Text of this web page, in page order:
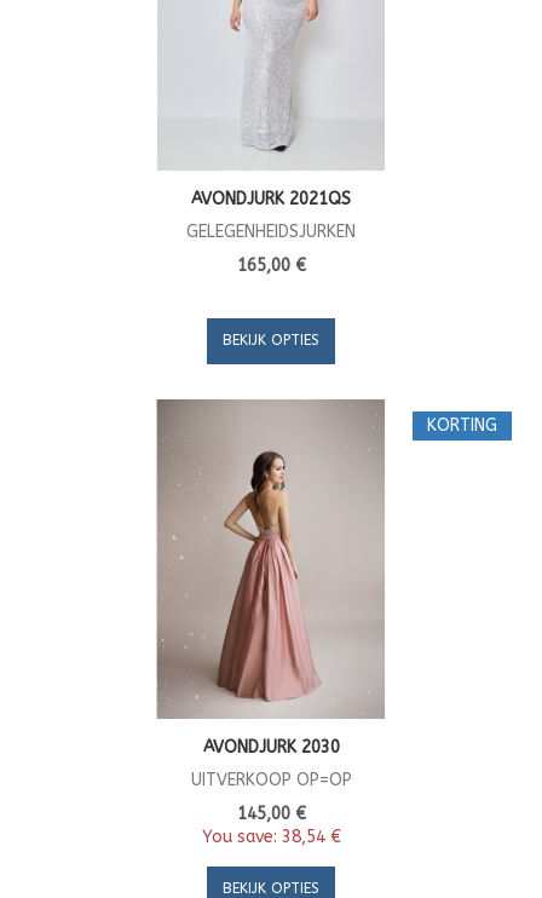
AVONDJURK 2021QS
GELEGENHEIDSJURKEN
165,00 €
BEKIJK OPTIES
KORTING
AVONDJURK 2030
UITVERKOOP OP=OP
145,00 €
You save: 38,54 €
BEKIJK OPTIES